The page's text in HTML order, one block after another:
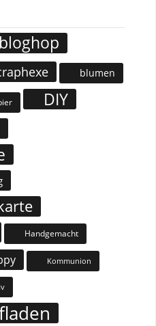
bloghop
blumen
DIY
Handgemacht
Kommunion